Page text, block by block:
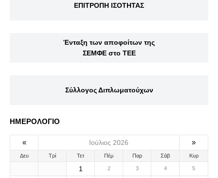
ΕΠΙΤΡΟΠΗ ΙΣΟΤΗΤΑΣ
Ένταξη των αποφοίτων της
ΣΕΜΦΕ στο ΤΕΕ
Σύλλογος Διπλωματούχων
ΗΜΕΡΟΛΟΓΙΟ
« Ιούλιος 2026 »
Δευ Τρί Τετ Πέμ Παρ Σάβ Κυρ
1 2 3 4 5